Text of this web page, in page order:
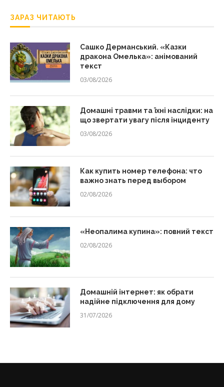
ЗАРАЗ ЧИТАЮТЬ
Сашко Дерманський. «Казки
дракона Омелька»: анімований
текст
03/08/2026
Домашні травми та їхні наслідки: на
що звертати увагу після інциденту
03/08/2026
Как купить номер телефона: что
важно знать перед выбором
02/08/2026
«Неопалима купина»: повний текст
02/08/2026
Домашній інтернет: як обрати
надійне підключення для дому
31/07/2026